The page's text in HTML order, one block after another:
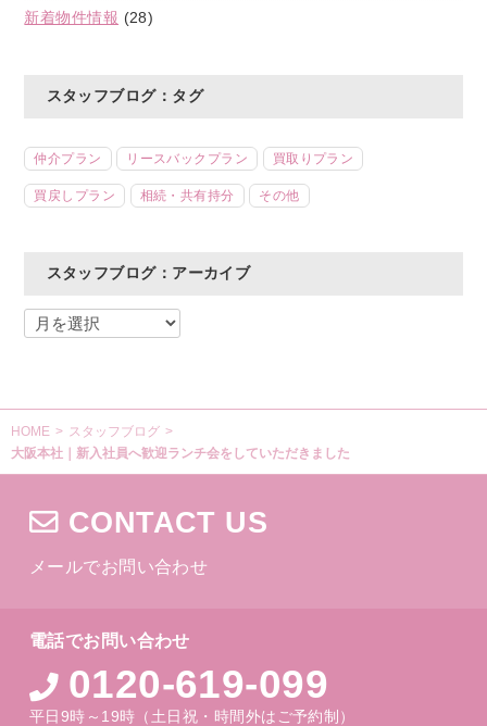
新着物件情報 (28)
スタッフブログ：タグ
仲介プラン リースバックプラン 買取りプラン
買戻しプラン 相続・共有持分 その他
スタッフブログ：アーカイブ
HOME > スタッフブログ >
大阪本社｜新入社員へ歓迎ランチ会をしていただきました
CONTACT US
メールでお問い合わせ
電話でお問い合わせ
0120-619-099
平日9時～19時（土日祝・時間外はご予約制）